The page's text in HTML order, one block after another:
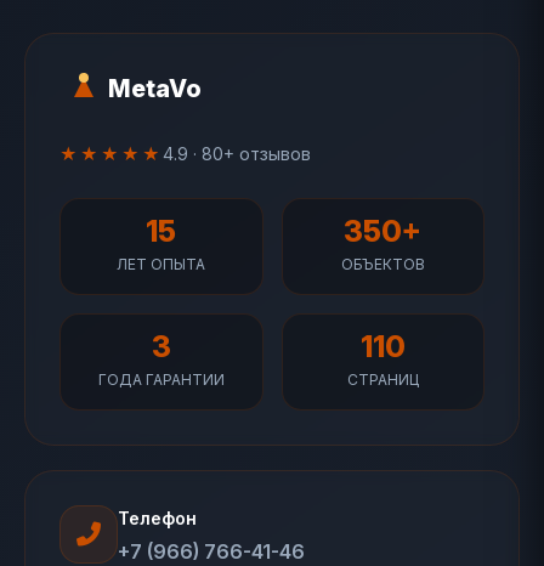
MetaVo
★★★★★ 4.9 · 80+ отзывов
15
ЛЕТ ОПЫТА
350+
ОБЪЕКТОВ
3
ГОДА ГАРАНТИИ
110
СТРАНИЦ
Телефон
+7 (966) 766-41-46